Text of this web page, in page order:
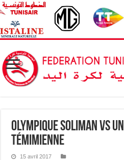
Olympique Soliman vs
Témimienne
15 avril 2017